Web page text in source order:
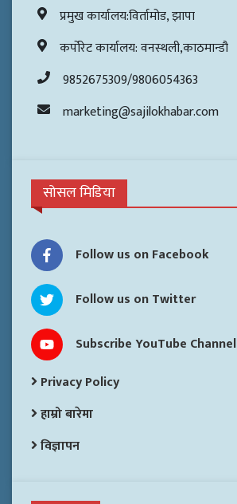
प्रमुख कार्यालय:विर्तामोड, झापा
कर्पोरेट कार्यालय: वनस्थली,काठमान्डौ
9852675309/9806054363
marketing@sajilokhabar.com
सोसल मिडिया
Follow us on Facebook
Follow us on Twitter
Subscribe YouTube Channel
Privacy Policy
हाम्रो बारेमा
विज्ञापन